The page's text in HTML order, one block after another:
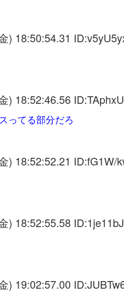
) 18:50:54.31 ID:
) 18:52:46.56 ID:
ってる部分だろ
) 18:52:52.21 ID:fG1W/
) 18:52:55.58 ID:
) 19:02:57.00 ID: